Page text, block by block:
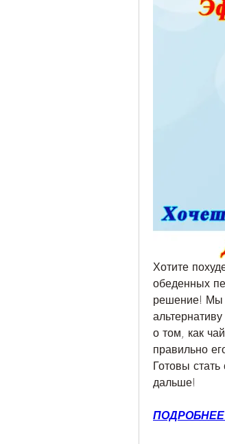
Хотите
обеденных
решение! Мы
о том, как
правильно
Готовы
дальше!